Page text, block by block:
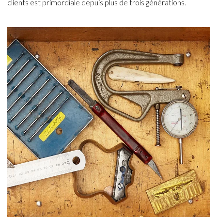
clients est primordiale depuis plus de trois générations.